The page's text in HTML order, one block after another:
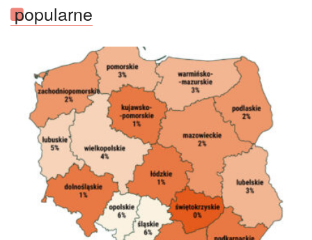
popularne